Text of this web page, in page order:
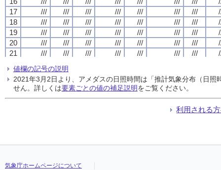
17
/// /// /// /// /// /// ///
18
/// /// /// /// /// /// ///
19
/// /// /// /// /// /// ///
20
/// /// /// /// /// /// ///
21
/// /// /// /// /// /// ///
23
/// /// ///
24
/// /// /// /// /// /// ///
17
/// /// /// /// /// /// ///
18
/// /// /// /// /// /// ///
19
/// /// /// /// /// /// ///
20
/// /// /// /// /// /// ///
21
/// /// /// /// /// /// ///
23
/// /// ///
24
/// /// /// /// /// /// ///
17
/// /// /// /// /// /// ///
18
/// /// /// /// /// /// ///
19
/// /// /// /// /// /// ///
20
/// /// /// /// /// /// ///
21
/// /// /// /// /// /// ///
23
/// /// ///
24
/// /// /// /// /// /// ///
17
/// /// /// /// /// /// ///
18
/// /// /// /// /// /// ///
19
/// /// /// /// /// /// ///
20
/// /// /// /// /// /// ///
21
/// /// /// /// /// /// ///
23
/// /// ///
24
/// /// /// /// /// /// ///
値欄の記号の説明
2021年3月2日より、アメダスの日照時間は「推計気象分布（日
せん。詳しくは要素ごとの値の補足説明をご覧ください。
利用される
気象庁ホームページについて